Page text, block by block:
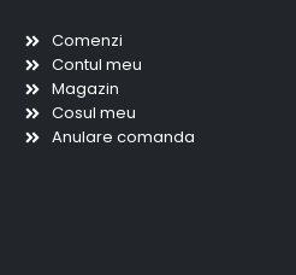
Comenzi
Contul meu
Magazin
Cosul meu
Anulare comanda